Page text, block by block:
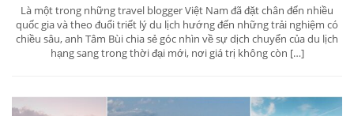
Là một trong những travel blogger Việt Nam đã đặt chân đến nhiều
quốc gia và theo đuổi triết lý du lịch hướng đến những trải nghiệm có
chiều sâu, anh Tâm Bùi chia sẻ góc nhìn về sự dịch chuyển của du lịch
hạng sang trong thời đại mới, nơi giá trị không còn […]